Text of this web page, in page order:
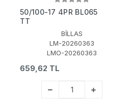
50/100-17 4PR BL065
TT
BİLLAS
LM-20260363
LMO-20260363
659,62 TL